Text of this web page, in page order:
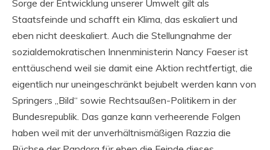
Sorge der Entwicklung unserer Umwelt gilt als
Staatsfeinde und schafft ein Klima, das eskaliert und
eben nicht deeskaliert. Auch die Stellungnahme der
sozialdemokratischen Innenministerin Nancy Faeser ist
enttäuschend weil sie damit eine Aktion rechtfertigt, die
eigentlich nur uneingeschränkt bejubelt werden kann von
Springers „Bild“ sowie Rechtsaußen-Politikern in der
Bundesrepublik. Das ganze kann verheerende Folgen
haben weil mit der unverhältnismäßigen Razzia die